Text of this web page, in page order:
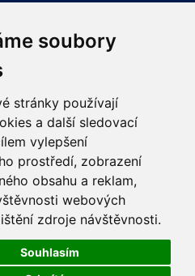
soubory
stránky používají
a další sledovací
vylepšení
prostředí, zobrazení
obsahu a reklam,
webových
zdroje návštěvnosti.
Souhlasím
LÉKAŘE